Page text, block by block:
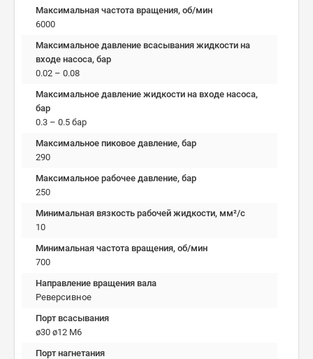
Максимальная частота вращения, об/мин
6000
Максимальное давление всасывания жидкости на
входе насоса, бар
0.02 – 0.08
Максимальное давление жидкости на входе насоса,
бар
0.3 – 0.5 бар
Максимальное пиковое давление, бар
290
Максимальное рабочее давление, бар
250
Минимальная вязкость рабочей жидкости, мм²/c
10
Минимальная частота вращения, об/мин
700
Направление вращения вала
Реверсивное
Порт всасывания
ø30 ø12 М6
Порт нагнетания